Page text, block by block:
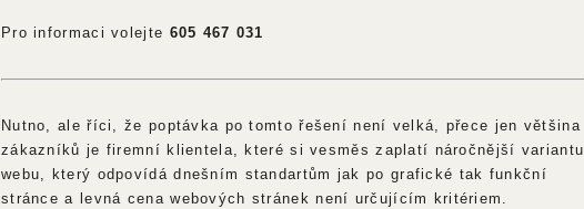
Pro informaci volejte 605 467 031
Nutno, ale říci, že poptávka po tomto řešení není velká, přece jen většina
zákazníků je firemní klientela, které si vesměs zaplatí náročnější variantu
webu, který odpovídá dnešním standartům jak po grafické tak funkční
stránce a levná cena webových stránek není určujícím kritériem.